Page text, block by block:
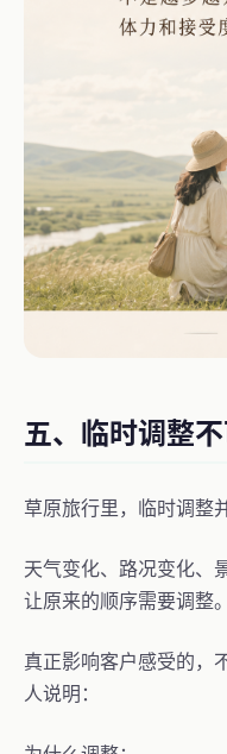
五、临时调整
草原旅行里，临时调整
天气变化、路况变化、
让原来的顺序需要调整。
真正影响客户感受的，
人说明：